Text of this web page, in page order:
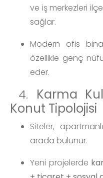
ve iş merkezleri
sağlar.
Modern ofis
özellikle genç
eder.
4. Karma
Konut Tipolojisi
Siteler,
arada bulunur.
Yeni projelerde